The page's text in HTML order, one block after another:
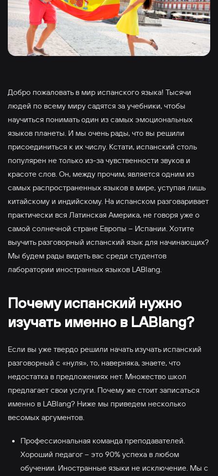
Добро пожаловать в мир испанского языка! Тысячи
людей по всему миру садятся за учебники, чтобы
научиться понимать один из самых эмоциональных
языков планеты. И мы очень рады, что вы решили
присоединиться к их числу. Кстати, испанский столь
популярен не только из-за чувственности звуков и
красоте слов. Он, между прочим, является одним из
самых распространенных языков в мире, уступая лишь
китайскому и индийскому. На испанском разговаривает
практически вся Латинская Америка, не говоря уже о
самой солнечной стране Европы – Испании. Хотите
выучить разговорный испанский язык для начинающих?
Мы будем рады видеть вас среди студентов
лаборатории иностранных языков LABlang.
Почему испанский нужно
изучать именно в LABlang?
Если вы уже твердо решили начать изучать испанский
разговорный с «нуля», то, наверняка, знаете, что
недостатка в предложениях нет. Множество школ
предлагает свои услуги. Почему же стоит записаться
именно в LABlang? Ниже мы приведем несколько
весомых аргументов.
Профессиональная команда преподавателей.
Хороший педагог – это 90% успеха в любом
обучении. Иностранные языки не исключение. Мы с